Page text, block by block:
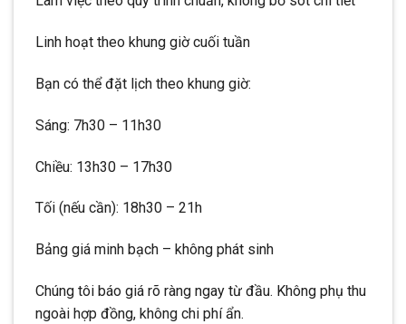
Linh hoạt theo khung giờ cuối tuần
Bạn có thể đặt lịch theo khung giờ:
Sáng: 7h30 – 11h30
Chiều: 13h30 – 17h30
Tối (nếu cần): 18h30 – 21h
Bảng giá minh bạch – không phát sinh
Chúng tôi báo giá rõ ràng ngay từ đầu. Không phụ thu
ngoài hợp đồng, không chi phí ẩn.